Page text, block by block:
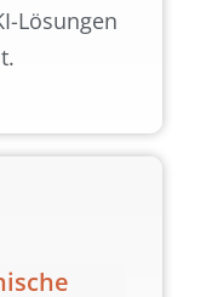
Lösungen